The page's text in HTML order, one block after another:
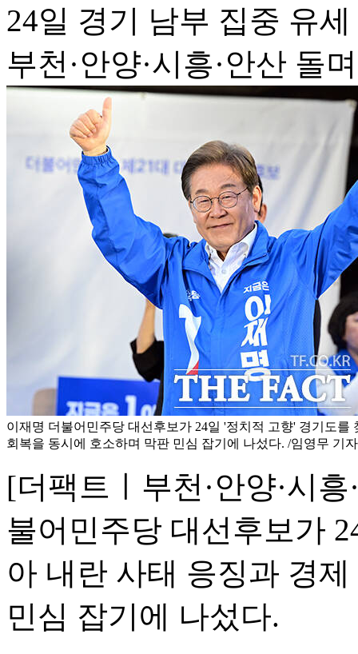
24일 경기 남부 집중 유세
부천·안양·시흥·안산 돌
이재명 더불어민주당 대선후보가 24일 '정치적 고향' 경기도를
회복을 동시에 호소하며 막판 민심 잡기에 나섰다. /임영무 기자
[더팩트ㅣ부천·안양·시
불어민주당 대선후보가
아 내란 사태 응징과 경
민심 잡기에 나섰다.